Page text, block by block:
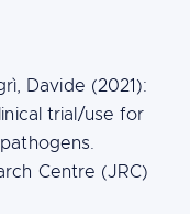
Davide (2021):
trial/use for
Centre (JRC)